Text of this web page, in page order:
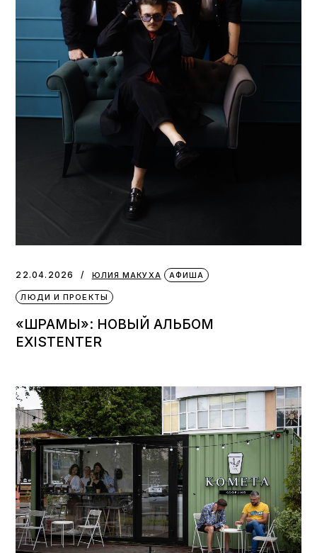
22.04.2026 ЮЛИЯ МАКУХА АФИША
ЛЮДИ И ПРОЕКТЫ
«ШРАМЫ»: НОВЫЙ АЛЬБОМ
EXISTENTER